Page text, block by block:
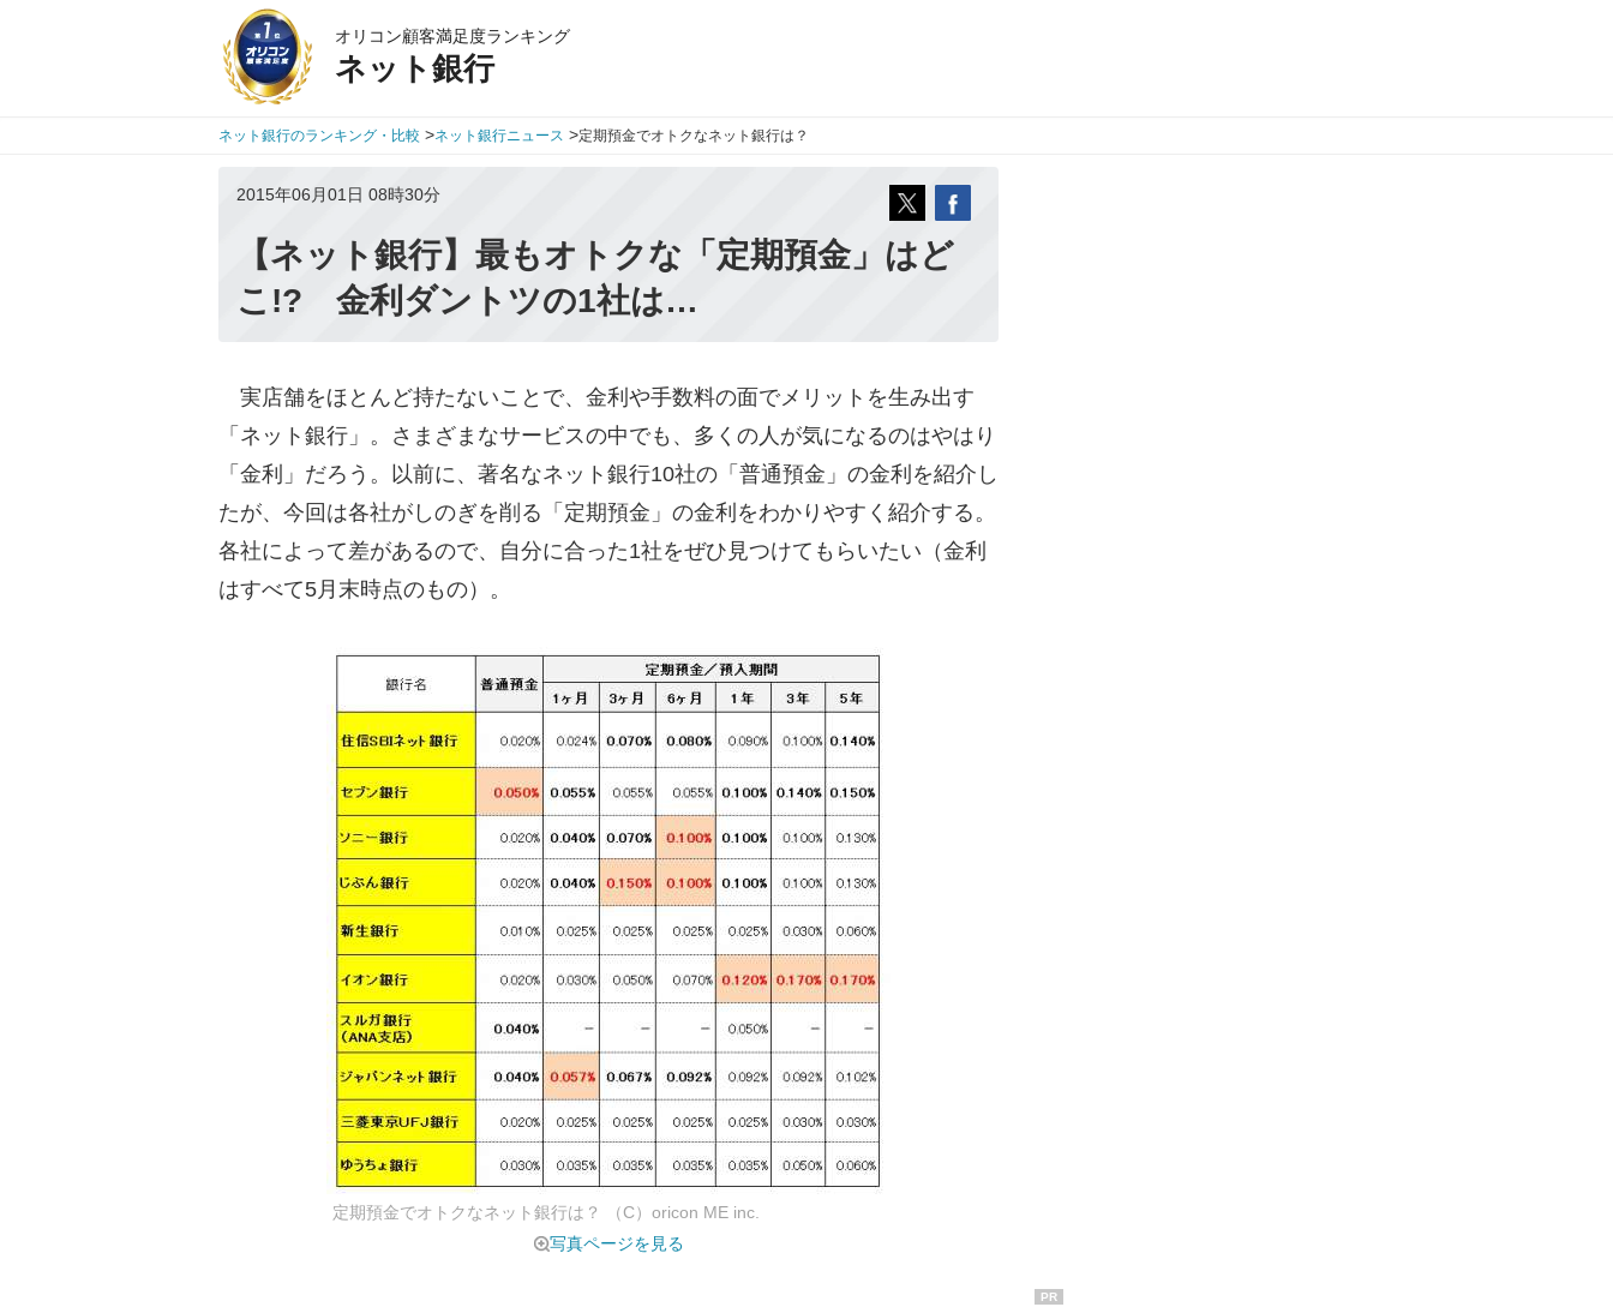
オリコン顧客満足度ランキング
ネット銀行
ネット銀行のランキング・比較 >ネット銀行ニュース >定期預金でオトクなネット銀行は？
2015年06月01日 08時30分
【ネット銀行】最もオトクな「定期預金」はど
こ!? 金利ダントツの1社は…
実店舗をほとんど持たないことで、金利や手数料の面でメリットを生み出す
「ネット銀行」。さまざまなサービスの中でも、多くの人が気になるのはやはり
「金利」だろう。以前に、著名なネット銀行10社の「普通預金」の金利を紹介し
たが、今回は各社がしのぎを削る「定期預金」の金利をわかりやすく紹介する。
各社によって差があるので、自分に合った1社をぜひ見つけてもらいたい（金利
はすべて5月末時点のもの）。
定期預金でオトクなネット銀行は？ （C）oricon ME inc.
写真ページを見る
PR